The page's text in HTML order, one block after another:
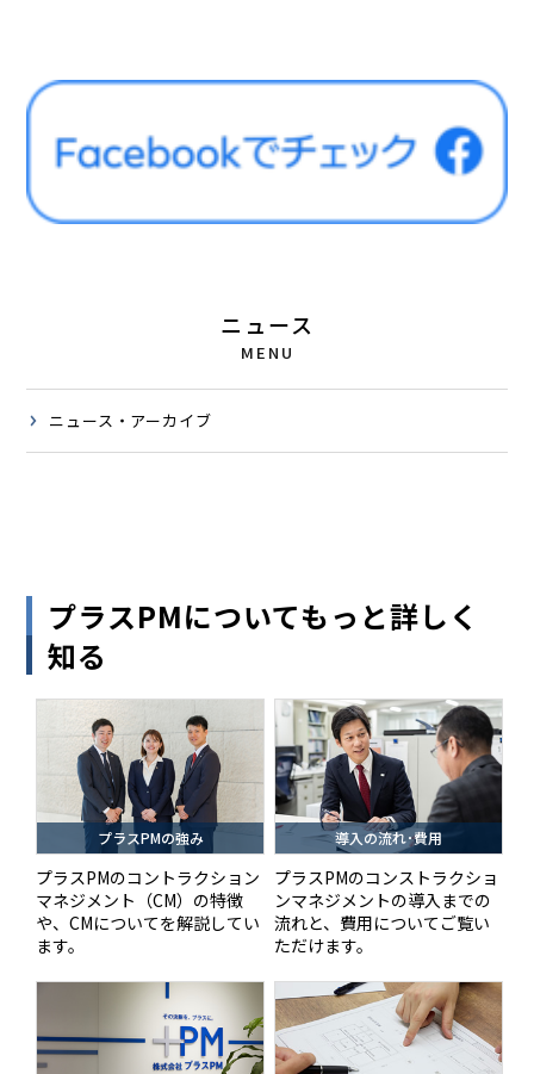
ニュース
MENU
ニュース・アーカイブ
プラスPMについてもっと詳しく
知る
プラスPMの強み
プラスPMのコントラクション
マネジメント（CM）の特徴
や、CMについてを解説してい
ます。
導入の流れ･費用
プラスPMのコンストラクショ
ンマネジメントの導入までの
流れと、費用についてご覧い
ただけます。